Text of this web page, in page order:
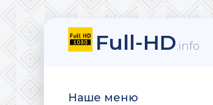
Full-HD.info
Наше меню